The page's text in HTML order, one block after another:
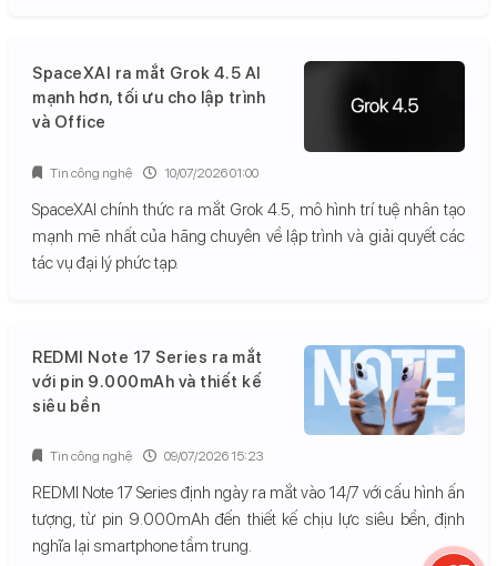
SpaceXAI ra mắt Grok 4.5 AI
mạnh hơn, tối ưu cho lập trình
và Office
SpaceXAI chính thức ra mắt Grok 4.5, mô hình trí tuệ nhân tạo
mạnh mẽ nhất của hãng chuyên về lập trình và giải quyết các
tác vụ đại lý phức tạp.
Tin công nghệ 10/07/2026 01:00
REDMI Note 17 Series ra mắt
với pin 9.000mAh và thiết kế
siêu bền
REDMI Note 17 Series định ngày ra mắt vào 14/7 với cấu hình ấn
tượng, từ pin 9.000mAh đến thiết kế chịu lực siêu bền, định
nghĩa lại smartphone tầm trung.
Tin công nghệ 09/07/2026 15:23